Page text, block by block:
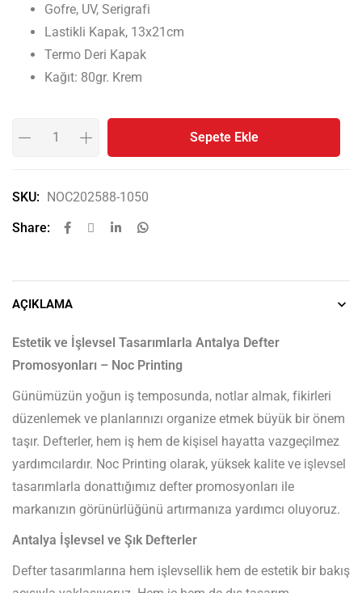
Gofre, UV, Serigrafi
Lastikli Kapak, 13x21cm
Termo Deri Kapak
Kağıt: 80gr. Krem
Sepete Ekle
SKU: NOC202588-1050
Share:
AÇIKLAMA
Estetik ve İşlevsel Tasarımlarla Antalya Defter
Promosyonları – Noc Printing
Günümüzün yoğun iş temposunda, notlar almak, fikirleri
düzenlemek ve planlarınızı organize etmek büyük bir önem
taşır. Defterler, hem iş hem de kişisel hayatta vazgeçilmez
yardımcılardır. Noc Printing olarak, yüksek kalite ve işlevsel
tasarımlarla donattığımız defter promosyonları ile
markanızın görünürlüğünü artırmanıza yardımcı oluyoruz.
Antalya İşlevsel ve Şık Defterler
Defter tasarımlarına hem işlevsellik hem de estetik bir bakış